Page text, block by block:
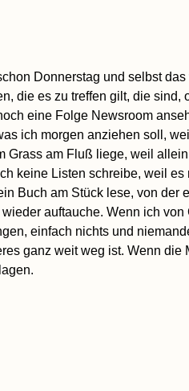
Donnerstag und selbst
die es zu treffen gilt, die sind,
eine Folge Newsroom
ich morgen anziehen soll,
Grass am Fluß liege, weil
keine Listen schreibe, weil es
Buch am Stück lese, von der
auftauche. Wenn ich von
einfach nichts und
ganz weit weg ist. Wenn die